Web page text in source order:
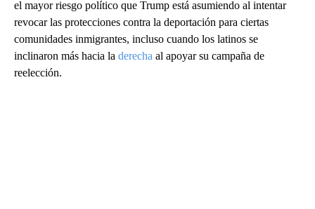
el mayor riesgo político que Trump está asumiendo al intentar
revocar las protecciones contra la deportación para ciertas
comunidades inmigrantes, incluso cuando los latinos se
inclinaron más hacia la derecha al apoyar su campaña de
reelección.